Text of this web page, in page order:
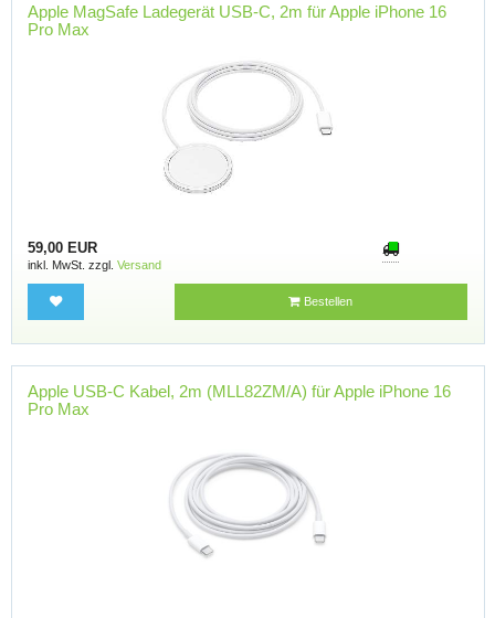
Apple MagSafe Ladegerät USB-C, 2m für Apple iPhone 16
Pro Max
59,00 EUR
inkl. MwSt. zzgl. Versand
Bestellen
Apple USB-C Kabel, 2m (MLL82ZM/A) für Apple iPhone 16
Pro Max